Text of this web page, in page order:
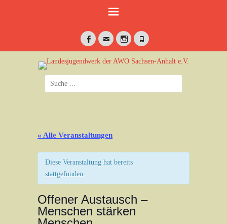
Facebook
E-
InstagramTelefon
jung•politisch•kreativ
Suche
nach:
« Alle Veranstaltungen
Diese Veranstaltung hat bereits
stattgefunden.
Offener Austausch –
Menschen stärken